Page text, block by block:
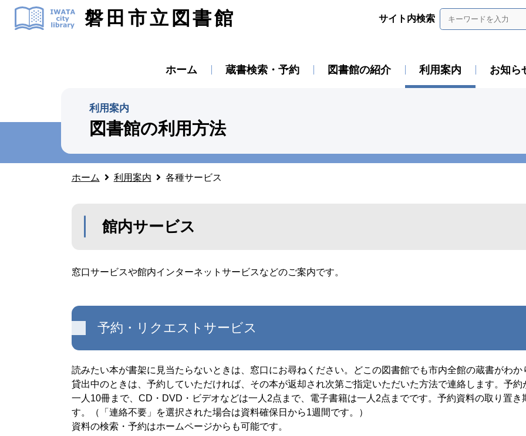
磐田市立図書館 サイト内検索
ホーム 蔵書検索・予約 図書館の紹介 利用案内 お知ら
利用案内
図書館の利用方法
ホーム 利用案内 各種サービス
館内サービス
窓口サービスや館内インターネットサービスなどのご案内です。
予約・リクエストサービス
読みたい本が書架に見当たらないときは、窓口にお尋ねください。どこの図書館でも市内全館の蔵書がわか
貸出中のときは、予約していただければ、その本が返却され次第ご指定いただいた方法で連絡します。予
一人10冊まで、CD・DVD・ビデオなどは一人2点まで、電子書籍は一人2点までです。予約資料の取り置き
す。（「連絡不要」を選択された場合は資料確保日から1週間です。）
資料の検索・予約はホームページからも可能です。